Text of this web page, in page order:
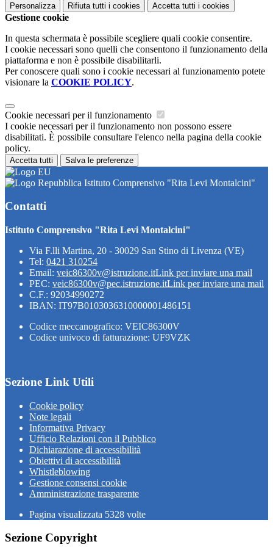
Personalizza Rifiuta tutti i cookies Accetta tutti i cookies
Gestione cookie
In questa schermata è possibile scegliere quali cookie consentire.
I cookie necessari sono quelli che consentono il funzionamento della
piattaforma e non è possibile disabilitarli.
Per conoscere quali sono i cookie necessari al funzionamento potete
visionare la COOKIE POLICY.
Cookie necessari per il funzionamento
I cookie necessari per il funzionamento non possono essere
disabilitati. È possibile consultare l'elenco nella pagina della cookie
policy.
Accetta tutti Salva le preferenze
Istituto Comprensivo "Rita Levi Montalcini"
Contatti
Istituto Comprensivo "Rita Levi Montalcini"
Via F.lli Martina, 20 - 30029 San Stino di Livenza (VE)
Tel: 0421 310254
Email: veic86300v@istruzione.itLink per inviare una mail
PEC: veic86300v@pec.istruzione.itLink per inviare una mail
C.F.: 92034990272
IBAN: IT97B0103036310000001486151
Codice meccanografico: VEIC86300V
Codice univoco di fatturazione: UF9VZK
Sezione Link Utili
Cookie policy
Note legali
Informativa Privacy
Ufficio Relazioni con il Pubblico
Dichiarazione di accessibilità
Obiettivi di accessibilità
Whistleblowing
Gestione consensi cookie
Amministrazione trasparente
Pagina visualizzata 5328 volte
Sezione Copyright